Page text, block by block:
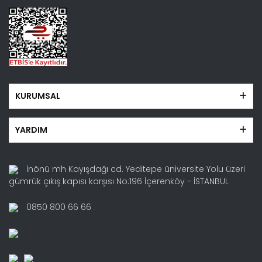
KURUMSAL
YARDIM
İnönü mh Kayışdağı cd. Yeditepe üniversite Yolu üzeri
gümrük çıkış kapısı karşısı No:196 İçerenköy - İSTANBUL
0850 800 66 66